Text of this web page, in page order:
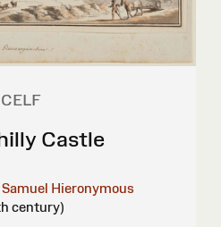
CELF
Castle
Samuel Hieronymous
century)